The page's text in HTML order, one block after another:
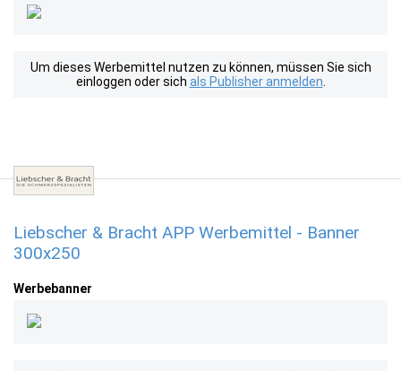
Um dieses Werbemittel nutzen zu können, müssen Sie sich
einloggen oder sich als Publisher anmelden
Liebscher & Bracht APP Werbemittel - Banner
300x250
Werbebanner